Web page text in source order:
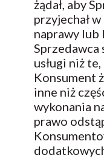
żądał, aby
przyjechał
naprawy lub
usługi niż
Konsument
inne niż
wykonania
prawo